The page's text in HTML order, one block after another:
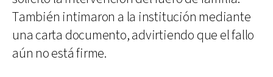
También intimaron a la institución mediante
una carta documento, advirtiendo que el fallo
aún no está firme.